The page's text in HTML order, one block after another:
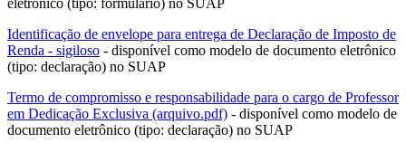
eletrônico (tipo: formulário) no SUAP
Identificação de envelope para entrega de Declaração de Imposto de
Renda - sigiloso - disponível como modelo de documento eletrônico
(tipo: declaração) no SUAP
Termo de compromisso e responsabilidade para o cargo de Professor
em Dedicação Exclusiva (arquivo.pdf) - disponível como modelo de
documento eletrônico (tipo: declaração) no SUAP